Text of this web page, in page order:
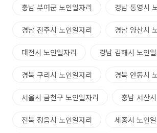
충남 부여군 노인일자리 경남 통영시
경남 진주시 노인일자리 경남 양산시
대전시 노인일자리 경남 김해시 노인
경북 구리시 노인일자리 경북 안동시
서울시 금천구 노인일자리 충남 서산
전북 정읍시 노인일자리 세종시 노인